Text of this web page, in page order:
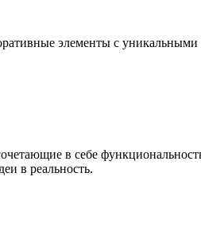
элементы с
в себе
в реальность.